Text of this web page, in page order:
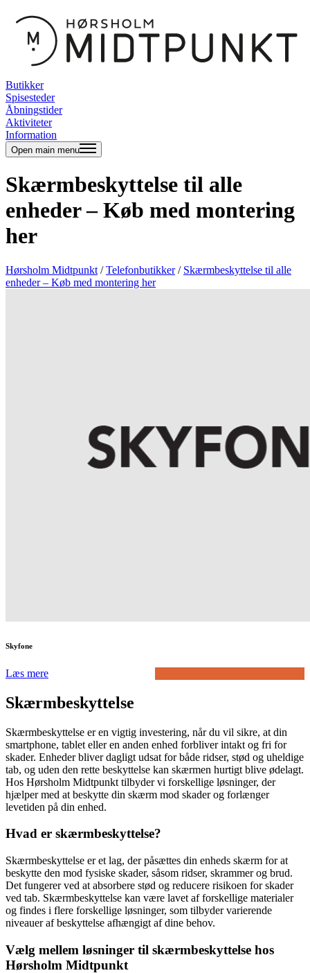
Butikker
Spisesteder
Åbningstider
Aktiviteter
Information
Open main menu
Skærmbeskyttelse til alle
enheder – Køb med montering
her
Hørsholm Midtpunkt /Telefonbutikker/ Skærmbeskyttelse til alle
enheder – Køb med montering her
Skyfone
Læs mere
Skærmbeskyttelse
Skærmbeskyttelse er en vigtig investering, når du vil sikre, at din
smartphone, tablet eller en anden enhed forbliver intakt og fri for
skader. Enheder bliver dagligt udsat for både ridser, stød og uheldige
tab, og uden den rette beskyttelse kan skærmen hurtigt blive ødelagt.
Hos Hørsholm Midtpunkt tilbyder vi forskellige løsninger, der
hjælper med at beskytte din skærm mod skader og forlænger
levetiden på din enhed.
Hvad er skærmbeskyttelse?
Skærmbeskyttelse er et lag, der påsættes din enheds skærm for at
beskytte den mod fysiske skader, såsom ridser, skrammer og brud.
Det fungerer ved at absorbere stød og reducere risikoen for skader
ved tab. Skærmbeskyttelse kan være lavet af forskellige materialer
og findes i flere forskellige løsninger, som tilbyder varierende
niveauer af beskyttelse afhængigt af dine behov.
Vælg mellem løsninger til skærmbeskyttelse hos
Hørsholm Midtpunkt